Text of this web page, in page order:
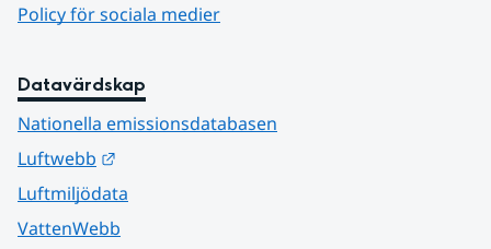
Policy för sociala medier
Datavärdskap
Nationella emissionsdatabasen
Luftwebb
Luftmiljödata
VattenWebb